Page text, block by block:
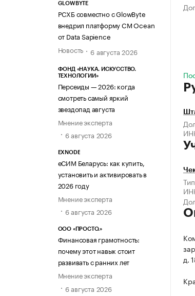
GLOWBYTE
РСХБ совместно с GlowByte
внедрил платформу CM Ocean
от Data Sapience
Новость
6 августа 2026
ФОНД «НАУКА. ИСКУССТВО.
ТЕХНОЛОГИИ»
Персеиды — 2026: когда
смотреть самый яркий
звездопад августа
Мнение эксперта
6 августа 2026
EXNODE
еСИМ Беларусь: как купить,
установить и активировать в
2026 году
Мнение эксперта
6 августа 2026
ООО «ПРОСТО.»
Финансовая грамотность:
почему этот навык стоит
развивать с ранних лет
Мнение эксперта
6 августа 2026
д.